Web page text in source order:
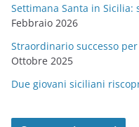
Settimana Santa in
Febbraio 2026
Straordinario successo
Ottobre 2025
Due giovani siciliani